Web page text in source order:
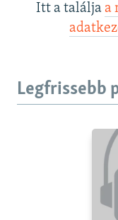
Itt a találja a
Legfrissebb